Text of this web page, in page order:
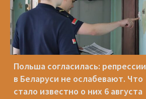
Польша согласилась: репрессии
в Беларуси не ослабевают. Что
стало известно о них 6 августа